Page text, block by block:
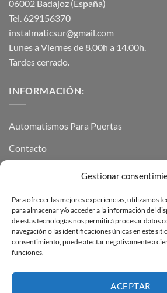
Gestionar
Para ofrecer las mejores experiencias, utilizamos
para almacenar y/o acceder a la información del
de estas tecnologías nos permitirá procesar datos
navegación o las identificaciones únicas en este
consentimiento, puede afectar negativamente a
funciones.
ACEPTAR
06002 Badajoz (España)
Tel. 629156370
instalmaticsur@gmail.com
Lunes a Viernes de 8.00h a 14.00h.
Tardes cerrado.
INFORMACIÓN:
Automatismos Para Puertas
Contacto
INFORMACIÓN LEGAL
Aviso Legal